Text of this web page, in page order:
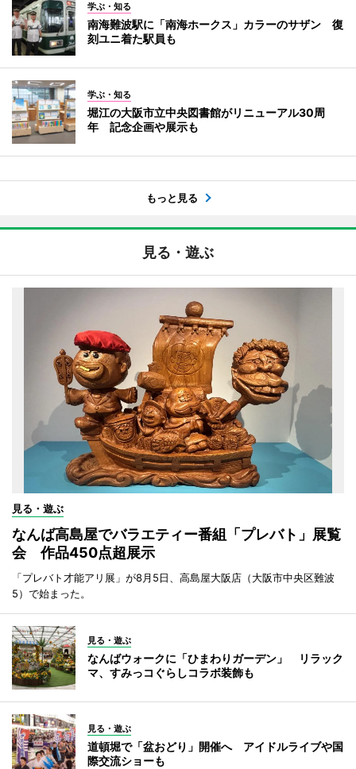
学ぶ・知る
南海難波駅に「南海ホークス」カラーのサザン 復
刻ユニ着た駅員も
学ぶ・知る
堀江の大阪市立中央図書館がリニューアル30周
年 記念企画や展示も
もっと見る
見る・遊ぶ
見る・遊ぶ
なんば高島屋でバラエティー番組「プレバト」展覧
会 作品450点超展示
「プレバト才能アリ展」が8月5日、高島屋大阪店（大阪市中央区難波
5）で始まった。
見る・遊ぶ
なんばウォークに「ひまわりガーデン」 リラック
マ、すみっコぐらしコラボ装飾も
見る・遊ぶ
道頓堀で「盆おどり」開催へ アイドルライブや国
際交流ショーも